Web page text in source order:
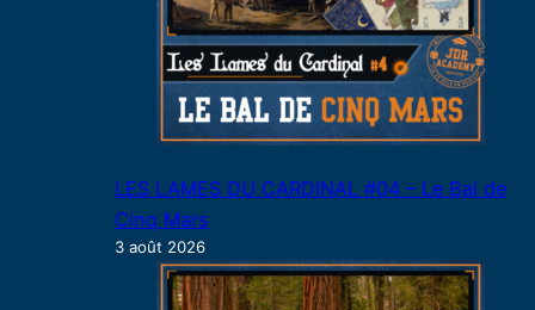
LES LAMES DU CARDINAL #04 – Le Bal de
Cinq Mars
3 août 2026